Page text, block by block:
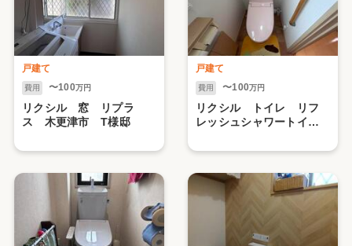
戸建て
費用 〜100万円
リクシル 窓 リプラ
ス 木更津市 T様邸
戸建て
費用 〜100万円
リクシル トイレ リフ
レッシュシャワートイ